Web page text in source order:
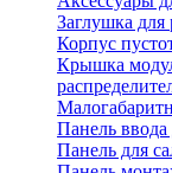
Заглушка для
Корпус
Крышка
Панель ввода
Панель для